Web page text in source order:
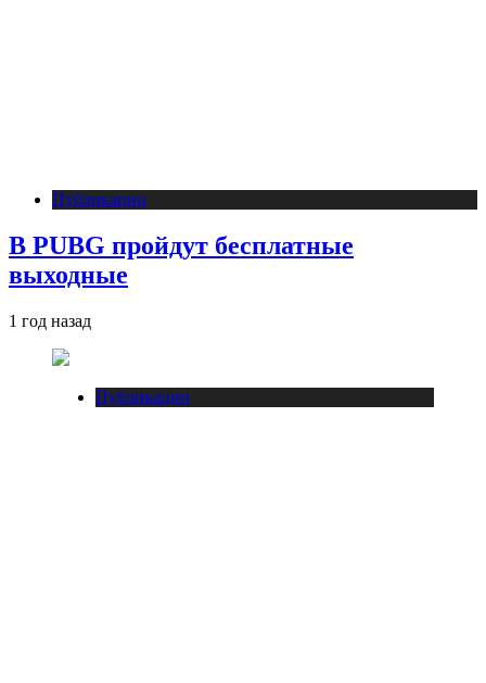
Публикации
В PUBG пройдут бесплатные
выходные
1 год назад
Публикации